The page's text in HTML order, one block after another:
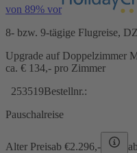
von 89% vor
8- bzw. 9-tägige Flugreise,
Upgrade auf Doppelzimmer
ca. € 134,- pro Zimmer
253519Bestellnr.:
Pauschalreise
Alter Preisab €2.296,-